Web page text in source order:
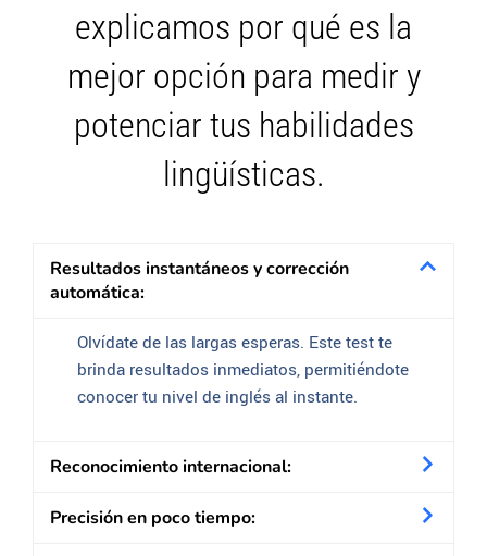
explicamos por qué es la
mejor opción para medir y
potenciar tus habilidades
lingüísticas.
Resultados instantáneos y corrección
automática:
Olvídate de las largas esperas. Este test te
brinda resultados inmediatos, permitiéndote
conocer tu nivel de inglés al instante.
Reconocimiento internacional:
Precisión en poco tiempo: